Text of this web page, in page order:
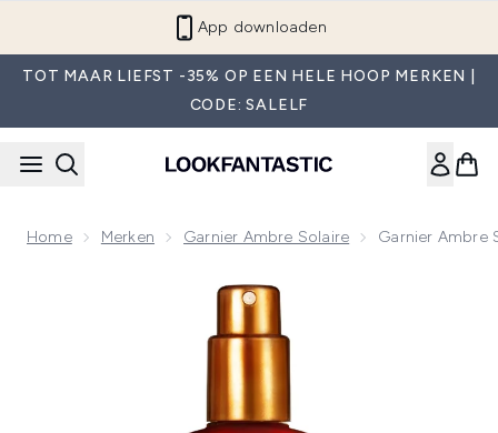
App downloaden
TOT MAAR LIEFST -35% OP EEN HELE HOOP MERKEN |
CODE: SALELF
Home Merken Garnier Ambre Solaire Garnier Ambre